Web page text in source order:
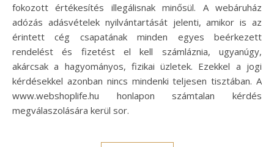
fokozott értékesítés illegálisnak minősül. A webáruház
adózás adásvételek nyilvántartását jelenti, amikor is az
érintett cég csapatának minden egyes beérkezett
rendelést és fizetést el kell számláznia, ugyanúgy,
akárcsak a hagyományos, fizikai üzletek. Ezekkel a jogi
kérdésekkel azonban nincs mindenki teljesen tisztában. A
www.webshoplife.hu honlapon számtalan kérdés
megválaszolására kerül sor.